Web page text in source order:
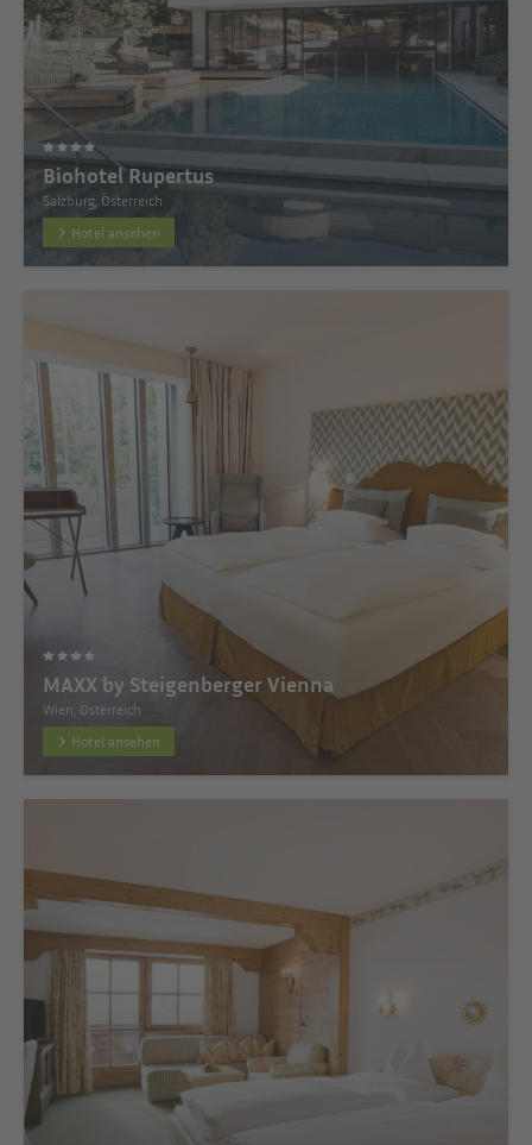
Biohotel Rupertus
Salzburg, Österreich
Hotel ansehen
MAXX by Steigenberger Vienna
Wien, Österreich
Hotel ansehen